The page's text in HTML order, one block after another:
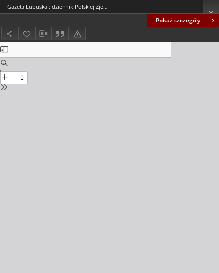
Pokaż szczegóły
Gazeta Lubuska : dziennik Polskiej Zjednoczonej Partii Robotniczej : Zielona Góra - Gorzów R. XXXIV Nr 83 (9 kwietnia 1986). - Wyd. 1